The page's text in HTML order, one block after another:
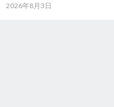
2026年8月3日